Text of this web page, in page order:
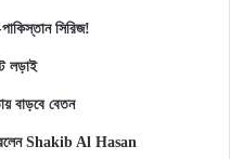
পাকিস্তান সিরিজ!
লড়াই
বাড়বে বেতন
করলেন Shakib Al Hasan